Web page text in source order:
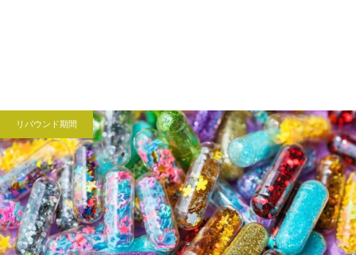
リバウンド期間